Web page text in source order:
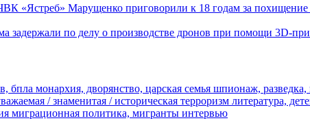
«Ястреб» Марущенко приговорили к 18 годам за
задержали по делу о производстве дронов при помощи
бпла монархия, дворянство, царская семья шпионаж, разведка,
/ знаменитая / историческая терроризм литература,
миграционная политика, мигранты интервью